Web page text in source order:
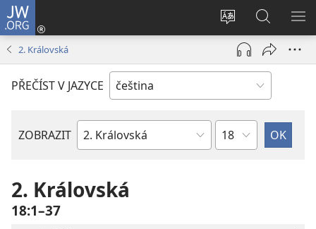
JW.ORG
Změnit
jazyk
stránek
Přihlásit
se
(otevřeno
okno)
Hledat
na
JW.ORG
2. Královská
PŘEČÍST V JAZYCE
ZOBRAZIT
Biblická
Kapitola
2. Královská
18:1–37